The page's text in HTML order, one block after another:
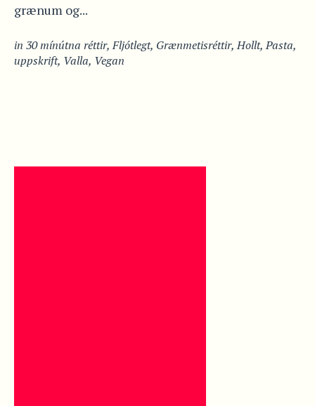
grænum og...
in 30 mínútna réttir,Fljótlegt, Grænmetisréttir,Hollt,Pasta,
uppskrift, Valla, Vegan